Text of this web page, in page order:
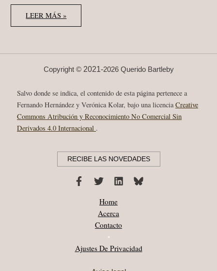
TONI
ORENSANZ
“¿CÓMO
BALCHOWSKY?”
LEER MÁS »
Copyright © 2021-2026 Querido Bartleby
Salvo donde se indica, el contenido de esta página pertenece a
Fernando Hernández y Verónica Kolar, bajo una licenciaCreative
Commons Atribución y Reconocimiento No Comercial Sin
Derivados 4.0 Internacional .
RECIBE LAS NOVEDADES
Home
Acerca
Contacto
•
Ajustes De Privacidad